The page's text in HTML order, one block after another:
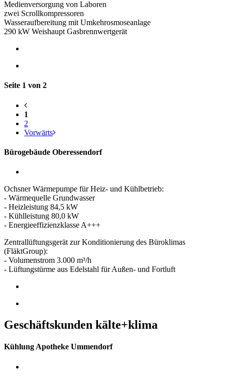
Medienversorgung von Laboren
zwei Scrollkompressoren
Wasseraufbereitung mit Umkehrosmoseanlage
290 kW Weishaupt Gasbrennwertgerät
Seite 1 von 2
1
2
Vorwärts
Bürogebäude Oberessendorf
Ochsner Wärmepumpe für Heiz- und Kühlbetrieb:
- Wärmequelle Grundwasser
- Heizleistung 84,5 kW
- Kühlleistung 80,0 kW
- Energieeffizienzklasse A+++
Zentrallüftungsgerät zur Konditionierung des Büroklimas
(FläktGroup):
- Volumenstrom 3.000 m³/h
- Lüftungstürme aus Edelstahl für Außen- und Fortluft
Geschäftskunden kälte+klima
Kühlung Apotheke Ummendorf